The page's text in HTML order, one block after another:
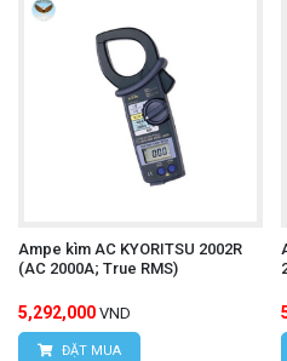
Ampe kìm AC KYORITSU 2002R
(AC 2000A; True RMS)
5,292,000 VND
ĐẶT MUA